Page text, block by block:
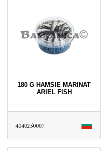
180 G HAMSIE MARINAT
ARIEL FISH
4040250007